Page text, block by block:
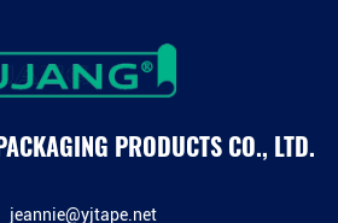
PRODUCTS CO., LTD.
jeannie@yjtape.net